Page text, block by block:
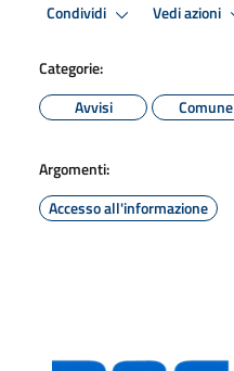
Condividi Vedi azioni
Categorie:
Avvisi
Comune
Argomenti:
Accesso all'informazione